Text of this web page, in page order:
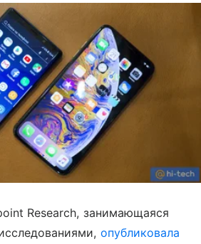
Research, занимающаяся
опубликовала